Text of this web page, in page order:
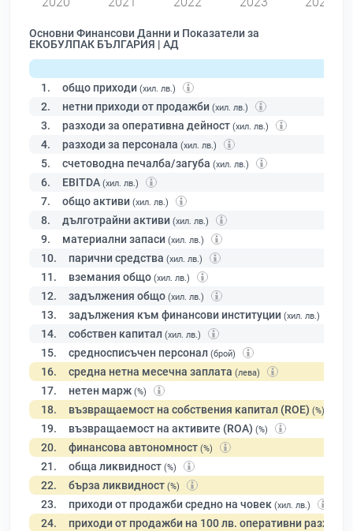
Основни Финансови Данни и Показатели за
ЕКОБУЛПАК БЪЛГАРИЯ | АД
1. общо приходи (хил. лв.)
2. нетни приходи от продажби (хил. лв.)
3. разходи за оперативна дейност (хил. лв.)
4. разходи за персонала (хил. лв.)
5. счетоводна печалба/загуба (хил. лв.)
6. EBITDA (хил. лв.)
7. общо активи (хил. лв.)
8. дълготрайни активи (хил. лв.)
9. материални запаси (хил. лв.)
10. парични средства (хил. лв.)
11. вземания общо (хил. лв.)
12. задължения общо (хил. лв.)
13. задължения към финансови институции (хил. лв.)
14. собствен капитал (хил. лв.)
15. средносписъчен персонал (брой)
16. средна нетна месечна заплата (лева)
17. нетен марж (%)
18. възвращаемост на собствения капитал (ROE) (%)
19. възвращаемост на активите (ROA) (%)
20. финансова автономност (%)
21. обща ликвидност (%)
22. бърза ликвидност (%)
23. приходи от продажби средно на човек (хил. лв.)
24. приходи от продажби на 100 лв. оперативни разходи